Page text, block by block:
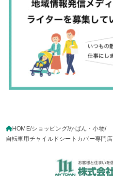
HOME ショッピング かばん・小物
自転車用チャイルドシートカバー専門